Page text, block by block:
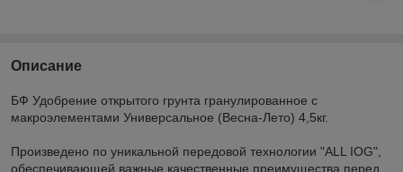
Описание
БФ Удобрение открытого грунта гранулированное с
макроэлементами Универсальное (Весна-Лето) 4,5кг.
Произведено по уникальной передовой технологии "ALL IOG",
обеспечивающей важные качественные преимущества перед